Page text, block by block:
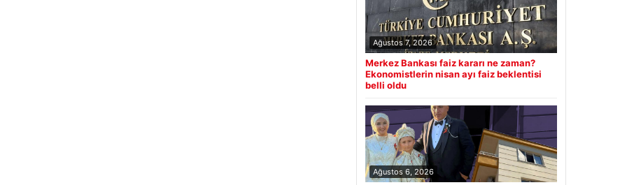
Ağustos 7, 2026
Merkez Bankası faiz kararı ne zaman?
Ekonomistlerin nisan ayı faiz beklentisi
belli oldu
Ağustos 6, 2026